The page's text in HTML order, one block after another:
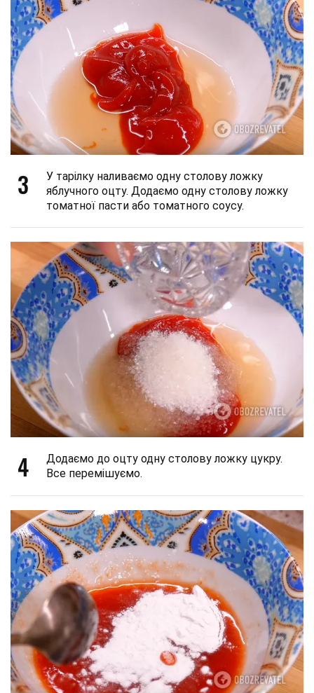
3
У тарілку наливаємо одну столову ложку
яблучного оцту. Додаємо одну столову ложку
томатної пасти або томатного соусу.
4
Додаємо до оцту одну столову ложку цукру.
Все перемішуємо.